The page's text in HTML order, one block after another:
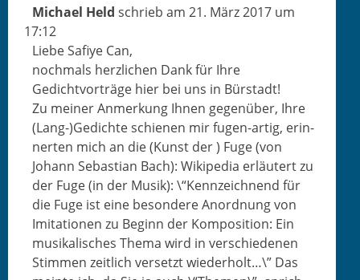
Michael Held schrieb am 21. März 2017 um
17:12
Liebe Safiye Can,
nochmals her­zlichen Dank für Ihre
Gedichtvorträge hier bei uns in Bürstadt!
Zu mein­er Anmerkung Ihnen gegenüber, Ihre
(Lang-)Gedichte schienen mir fugen-artig, erin­
nerten mich an die (Kun­st der ) Fuge (von
Johann Sebas­t­ian Bach): Wikipedia erläutert zu
der Fuge (in der Musik): \“Kennze­ich­nend für
die Fuge ist eine beson­dere Anord­nung von
Imi­ta­tio­nen zu Beginn der Kom­po­si­tion: Ein
musikalis­ches The­ma wird in ver­schiede­nen
Stim­men zeitlich ver­set­zt wieder­holt…\” Das